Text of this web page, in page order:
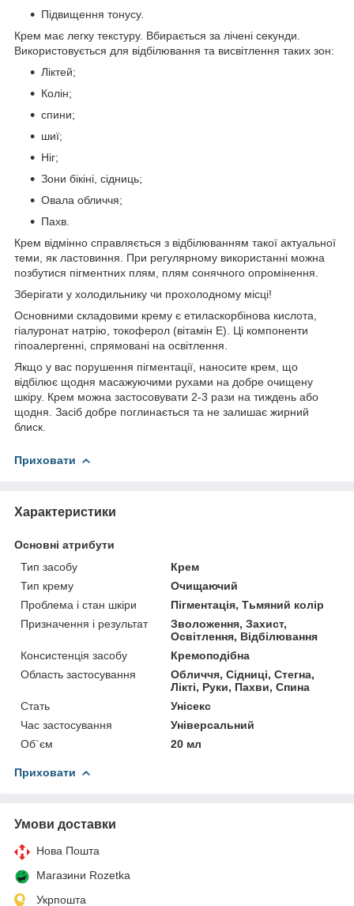
Підвищення тонусу.
Крем має легку текстуру. Вбирається за лічені секунди.
Використовується для відбілювання та висвітлення таких зон:
Ліктей;
Колін;
спини;
шиї;
Ніг;
Зони бікіні, сідниць;
Овала обличчя;
Пахв.
Крем відмінно справляється з відбілюванням такої актуальної
теми, як ластовиння. При регулярному використанні можна
позбутися пігментних плям, плям сонячного опромінення.
Зберігати у холодильнику чи прохолодному місці!
Основними складовими крему є етиласкорбінова кислота,
гіалуронат натрію, токоферол (вітамін Е). Ці компоненти
гіпоалергенні, спрямовані на освітлення.
Якщо у вас порушення пігментації, наносите крем, що
відбілює щодня масажуючими рухами на добре очищену
шкіру. Крем можна застосовувати 2-3 рази на тиждень або
щодня. Засіб добре поглинається та не залишає жирний
блиск.
Приховати
Характеристики
Основні атрибути
Тип засобу
Крем
Тип крему
Очищаючий
Проблема і стан шкіри
Пігментація, Тьмяний колір
Призначення і результат
Зволоження, Захист,
Освітлення, Відбілювання
Консистенція засобу
Кремоподібна
Область застосування
Обличчя, Сідниці, Стегна,
Лікті, Руки, Пахви, Спина
Стать
Унісекс
Час застосування
Універсальний
Об`єм
20 мл
Приховати
Умови доставки
Нова Пошта
Магазини Rozetka
Укрпошта